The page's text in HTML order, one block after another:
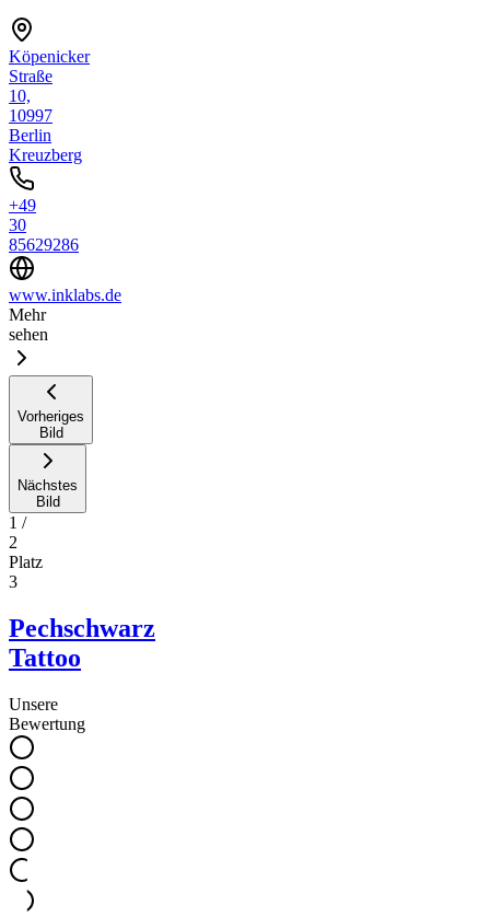
Köpenicker
Straße
10,
10997
Berlin
Kreuzberg
+49
30
85629286
www.inklabs.de
Mehr
sehen
Vorheriges
Bild
Nächstes
Bild
1 /
2
Platz
3
Pechschwarz
Tattoo
Unsere
Bewertung